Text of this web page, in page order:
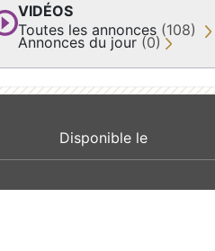
VIDÉOS
Toutes les annonces (108)
Annonces du jour (0)